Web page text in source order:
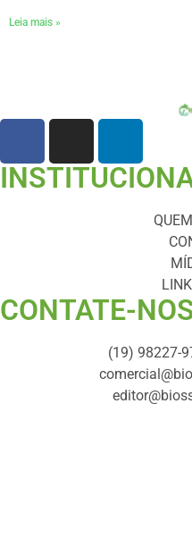
Leia mais »
CONTATE-
(19) 98227-